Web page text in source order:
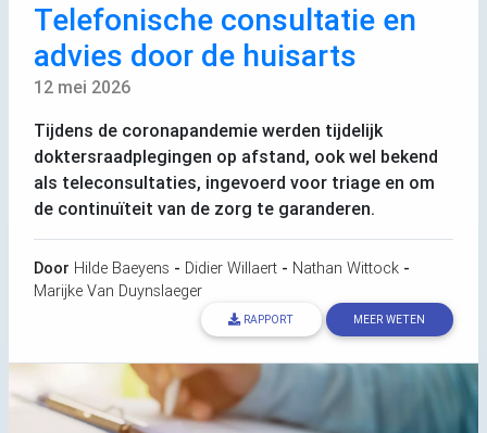
Telefonische consultatie en
advies door de huisarts
12 mei 2026
Tijdens de coronapandemie werden tijdelijk
doktersraadplegingen op afstand, ook wel bekend
als teleconsultaties, ingevoerd voor triage en om
de continuïteit van de zorg te garanderen.
Door Hilde Baeyens - Didier Willaert - Nathan Wittock -
Marijke Van Duynslaeger
RAPPORT MEER WETEN